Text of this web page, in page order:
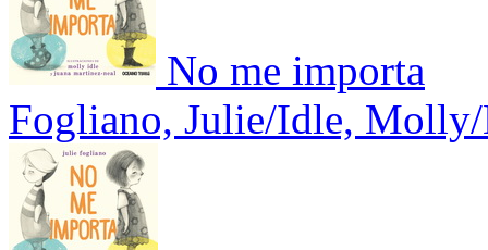
No me importa
Fogliano, Julie/Idle, Molly/